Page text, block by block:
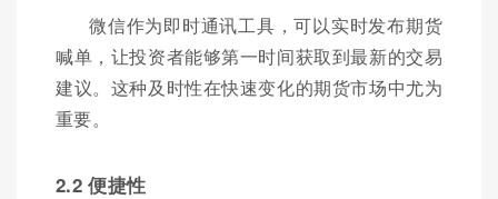
微信作为即时通讯工具，可以实时发布期货
喊单，让投资者能够第一时间获取到最新的交易
建议。这种及时性在快速变化的期货市场中尤为
重要。
2.2 便捷性